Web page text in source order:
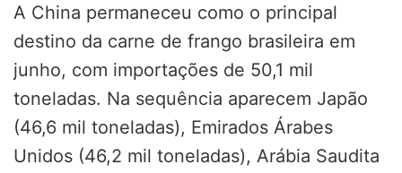
A China permaneceu como o principal
destino da carne de frango brasileira em
junho, com importações de 50,1 mil
toneladas. Na sequência aparecem Japão
(46,6 mil toneladas), Emirados Árabes
Unidos (46,2 mil toneladas), Arábia Saudita